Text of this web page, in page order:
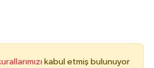
kabul etmiş bulunuyor